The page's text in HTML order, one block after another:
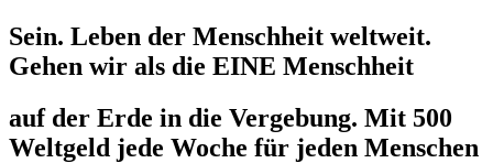
Sein. Leben der Menschheit weltweit.
Gehen wir als die EINE Menschheit
auf der Erde in die Vergebung. Mit 500
Weltgeld jede Woche für jeden Menschen